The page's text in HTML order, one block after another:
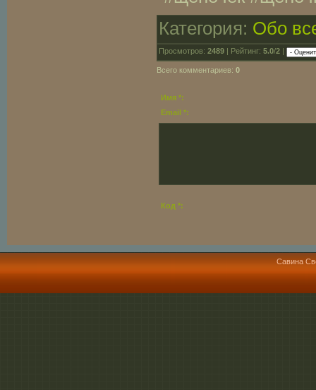
Категория: Обо
Просмотров: 2489 | Рейтинг: 5.0/2
Всего комментариев: 0
Имя *:
Email *:
Код *:
Савина